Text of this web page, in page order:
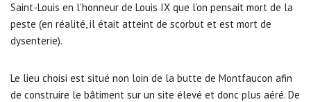
Saint-Louis en l’honneur de Louis IX que l’on pensait mort de la
peste (en réalité, il était atteint de scorbut et est mort de
dysenterie).
Le lieu choisi est situé non loin de la butte de Montfaucon afin
de construire le bâtiment sur un site élevé et donc plus aéré. De